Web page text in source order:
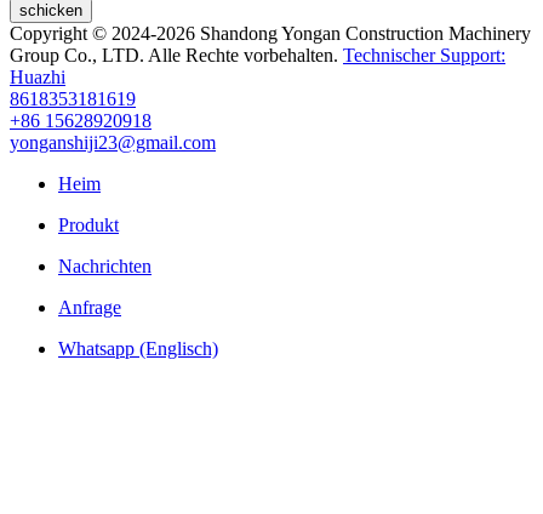
schicken
Copyright © 2024-2026 Shandong Yongan Construction Machinery
Group Co., LTD. Alle Rechte vorbehalten. Technischer Support:
Huazhi
8618353181619
+86 15628920918
yonganshiji23@gmail.com
Heim
Produkt
Nachrichten
Anfrage
Whatsapp (Englisch)